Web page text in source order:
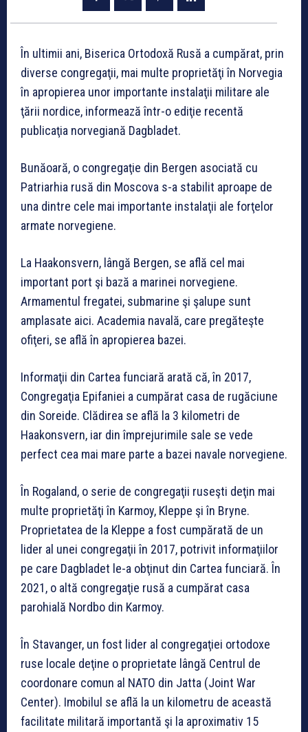
În ultimii ani, Biserica Ortodoxă Rusă a cumpărat, prin
diverse congregaţii, mai multe proprietăţi în Norvegia
în apropierea unor importante instalaţii militare ale
ţării nordice, informează într-o ediţie recentă
publicaţia norvegiană Dagbladet.
Bunăoară, o congregaţie din Bergen asociată cu
Patriarhia rusă din Moscova s-a stabilit aproape de
una dintre cele mai importante instalaţii ale forţelor
armate norvegiene.
La Haakonsvern, lângă Bergen, se află cel mai
important port şi bază a marinei norvegiene.
Armamentul fregatei, submarine şi şalupe sunt
amplasate aici. Academia navală, care pregăteşte
ofiţeri, se află în apropierea bazei.
Informaţii din Cartea funciară arată că, în 2017,
Congregaţia Epifaniei a cumpărat casa de rugăciune
din Soreide. Clădirea se află la 3 kilometri de
Haakonsvern, iar din împrejurimile sale se vede
perfect cea mai mare parte a bazei navale norvegiene.
În Rogaland, o serie de congregaţii ruseşti deţin mai
multe proprietăţi în Karmoy, Kleppe şi în Bryne.
Proprietatea de la Kleppe a fost cumpărată de un
lider al unei congregaţii în 2017, potrivit informaţiilor
pe care Dagbladet le-a obţinut din Cartea funciară. În
2021, o altă congregaţie rusă a cumpărat casa
parohială Nordbo din Karmoy.
În Stavanger, un fost lider al congregaţiei ortodoxe
ruse locale deţine o proprietate lângă Centrul de
coordonare comun al NATO din Jatta (Joint War
Center). Imobilul se află la un kilometru de această
facilitate militară importantă şi la aproximativ 15